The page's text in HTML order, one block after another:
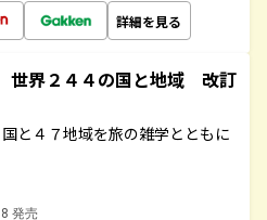
詳細を見る
界２４４の国と地域 改訂
と４７地域を旅の雑学とともに
発売